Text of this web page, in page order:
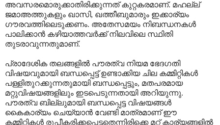
അവസരമൊരുക്കാതിരിക്കുന്നത് കുറ്റകരമാണ്. മഹല്ല്
ജമാഅത്തുകളും ഖാസി, ഖത്തീബുമാരും ഇക്കാര്യം
ഗൗരവത്തിലെടുക്കണം. അതേസമയം നിബന്ധനകള്‍
പാലിക്കാന്‍ കഴിയാത്തവര്‍ക്ക് നിലവിലെ സ്ഥിതി
തുടരാവുന്നതുമാണ്.
പ്രാദേശിക തലങ്ങളില്‍ പൗരത്വ നിയമ ഭേദഗതി
വിഷയവുമായി ബന്ധപ്പെട്ട് ഉണ്ടാക്കിയ ചില കമ്മിറ്റികള്‍
പള്ളിതുറക്കുന്നതുമായി ബന്ധപ്പെട്ടും, മതപരമായ
മറ്റുവിഷയങ്ങളിലും ഇടപെടുന്നതായി അറിയുന്നു.
പൗരത്വ ബില്ലുമായി ബന്ധപ്പെട്ട വിഷയങ്ങള്‍
കൈകാര്യം ചെയ്യാന്‍ വേണ്ടി മാത്രമാണ് ഈ
കമ്മിറ്റികള്‍ രൂപീകരിക്കപ്പെട്ടതെന്നിരിക്കെ മറ്റ് കാര്യങ്ങളില്‍